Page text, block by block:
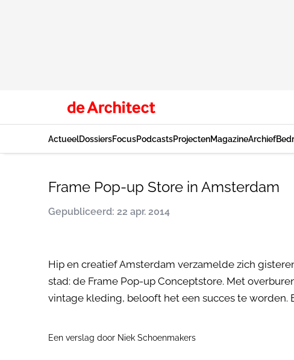
ActueelDossiersFocusPodcastsProjectenMagazineArchief
Frame Pop-up Store in Amsterdam
Gepubliceerd: 22 apr. 2014
Hip en creatief Amsterdam verzamelde zich
stad: de Frame Pop-up Conceptstore. Met
vintage kleding, belooft het een succes te worden.
Een verslag door Niek Schoenmakers